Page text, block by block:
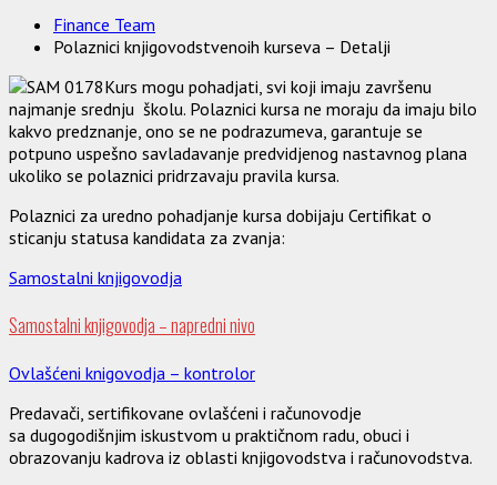
Finance Team
Polaznici knjigovodstvenoih kurseva – Detalji
Kurs mogu pohadjati, svi koji imaju završenu
najmanje srednju školu. Polaznici kursa ne moraju da imaju bilo
kakvo predznanje, ono se ne podrazumeva, garantuje se
potpuno uspešno savladavanje predvidjenog nastavnog plana
ukoliko se polaznici pridrzavaju pravila kursa.
Polaznici za uredno pohadjanje kursa dobijaju Certifikat o
sticanju statusa kandidata za zvanja:
Samostalni knjigovodja
Samostalni knjigovodja – napredni nivo
Ovlašćeni knigovodja – kontrolor
Predavači, sertifikovane ovlašćeni i računovodje
sa dugogodišnjim iskustvom u praktičnom radu, obuci i
obrazovanju kadrova iz oblasti knjigovodstva i računovodstva.